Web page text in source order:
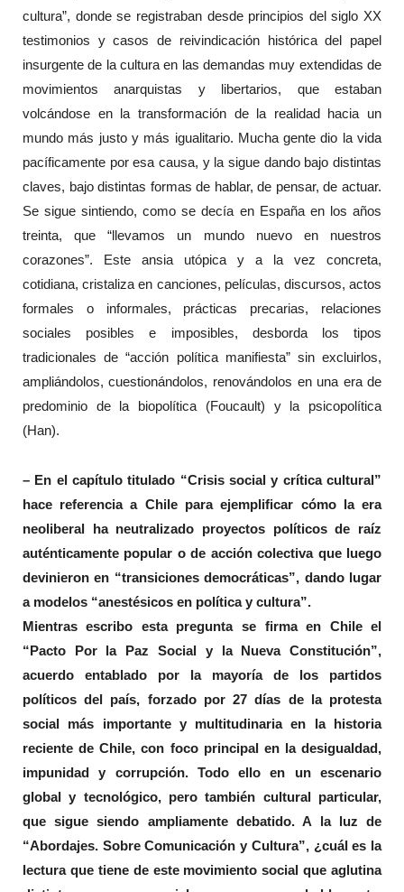
cultura”, donde se registraban desde principios del siglo XX
testimonios y casos de reivindicación histórica del papel
insurgente de la cultura en las demandas muy extendidas de
movimientos anarquistas y libertarios, que estaban
volcándose en la transformación de la realidad hacia un
mundo más justo y más igualitario. Mucha gente dio la vida
pacíficamente por esa causa, y la sigue dando bajo distintas
claves, bajo distintas formas de hablar, de pensar, de actuar.
Se sigue sintiendo, como se decía en España en los años
treinta, que “llevamos un mundo nuevo en nuestros
corazones”. Este ansia utópica y a la vez concreta,
cotidiana, cristaliza en canciones, películas, discursos, actos
formales o informales, prácticas precarias, relaciones
sociales posibles e imposibles, desborda los tipos
tradicionales de “acción política manifiesta” sin excluirlos,
ampliándolos, cuestionándolos, renovándolos en una era de
predominio de la biopolítica (Foucault) y la psicopolítica
(Han).
– En el capítulo titulado “Crisis social y crítica cultural”
hace referencia a Chile para ejemplificar cómo la era
neoliberal ha neutralizado proyectos políticos de raíz
auténticamente popular o de acción colectiva que luego
devinieron en “transiciones democráticas”, dando lugar
a modelos “anestésicos en política y cultura”.
Mientras escribo esta pregunta se firma en Chile el
“Pacto Por la Paz Social y la Nueva Constitución”,
acuerdo entablado por la mayoría de los partidos
políticos del país, forzado por 27 días de la protesta
social más importante y multitudinaria en la historia
reciente de Chile, con foco principal en la desigualdad,
impunidad y corrupción. Todo ello en un escenario
global y tecnológico, pero también cultural particular,
que sigue siendo ampliamente debatido. A la luz de
“Abordajes. Sobre Comunicación y Cultura”, ¿cuál es la
lectura que tiene de este movimiento social que aglutina